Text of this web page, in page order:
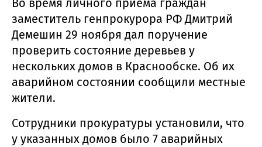
Во время личного приема граждан
заместитель генпрокурора РФ Дмитрий
Демешин 29 ноября дал поручение
проверить состояние деревьев у
нескольких домов в Краснообске. Об их
аварийном состоянии сообщили местные
жители.
Сотрудники прокуратуры установили, что
у указанных домов было 7 аварийных